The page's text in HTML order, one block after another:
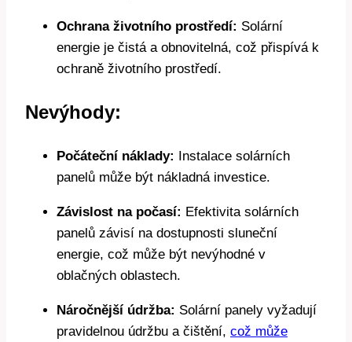
Ochrana životního prostředí: Solární
energie je čistá a obnovitelná, což přispívá k
ochraně životního prostředí.
Nevýhody:
Počáteční náklady: Instalace solárních
panelů může být nákladná investice.
Závislost na počasí: Efektivita solárních
panelů závisí na dostupnosti sluneční
energie, což může být nevýhodné v
oblačných oblastech.
Náročnější údržba: Solární panely vyžadují
pravidelnou údržbu a čištění, což může